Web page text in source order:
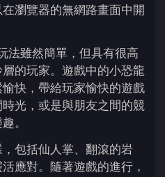
瀏覽器的無網路畫面中開
法雖然簡單，但具有很高
的玩家。遊戲中的小恐龍
快，帶給玩家愉快的遊戲
光，或是與朋友之間的競
。
包括仙人掌、翻滾的岩
應對。隨著遊戲的進行，